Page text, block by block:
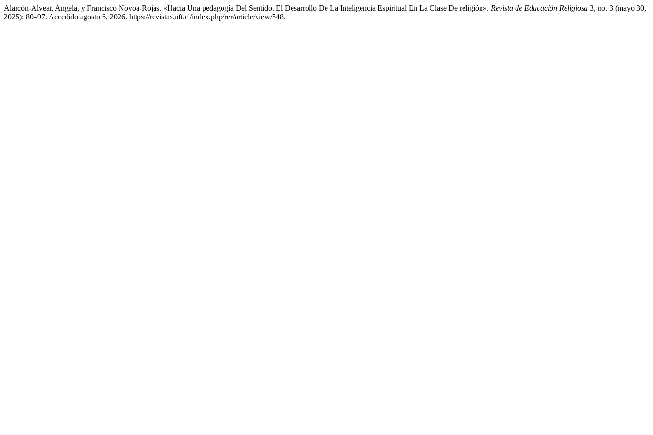
Alarcón-Alvear, Angela, y Francisco Novoa-Rojas. «Hacia Una pedagogía Del Sentido. El Desarrollo De La Inteligencia Espiritual En La Clase De religión». Revista de Educación Religiosa 3, no. 3 (mayo 30,
2025): 80–97. Accedido agosto 6, 2026. https://revistas.uft.cl/index.php/rer/article/view/548.